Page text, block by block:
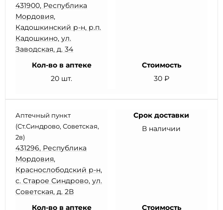
431900, Республика
Мордовия,
Кадошкинский р-н, р.п.
Кадошкино, ул.
Заводская, д. 34
Кол-во в аптеке
20 шт.
Стоимость
30 ₽
Аптечный пункт
(Ст.Синдрово, Советская,
2в)
431296, Республика
Мордовия,
Краснослободский р-н,
с. Старое Синдрово, ул.
Советская, д. 2В
Срок доставки
В наличии
Кол-во в аптеке
Стоимость